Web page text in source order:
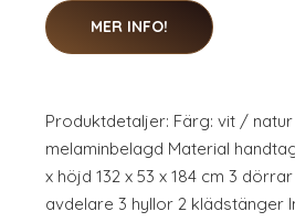
MER INFO!
Produktdetaljer: Färg: vit /
melaminbelagd Material
x höjd 132 x 53 x 184 cm 3
avdelare 3 hyllor 2 klädstänger